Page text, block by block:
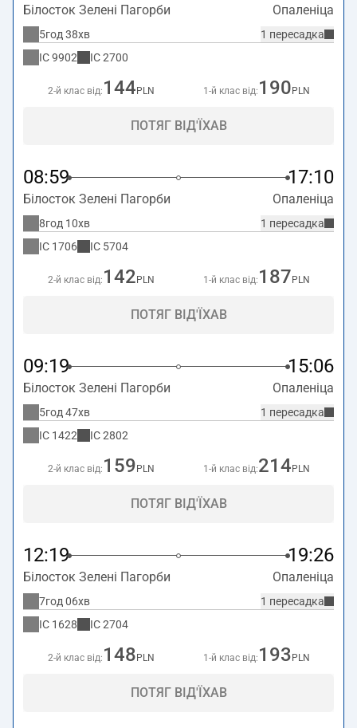
Білосток Зелені Пагорби Опаленіца
1 пересадка
5год 38хв
IC9902 IC2700
2-й клас від: 144 PLN 1-й клас від: 190 PLN
ПОТЯГ ВІД'ЇХАВ
08:59 17:10
Білосток Зелені Пагорби Опаленіца
1 пересадка
8год 10хв
IC 1706 IC 5704
2-й клас від: 142 PLN 1-й клас від: 187 PLN
ПОТЯГ ВІД'ЇХАВ
09:19 15:06
Білосток Зелені Пагорби Опаленіца
1 пересадка
5год 47хв
IC 1422 IC2802
2-й клас від: 159 PLN 1-й клас від:214 PLN
ПОТЯГ ВІД'ЇХАВ
12:19 19:26
Білосток Зелені Пагорби Опаленіца
1 пересадка
7год 06хв
IC 1628 IC2704
2-й клас від: 148 PLN 1-й клас від: 193 PLN
ПОТЯГ ВІД'ЇХАВ